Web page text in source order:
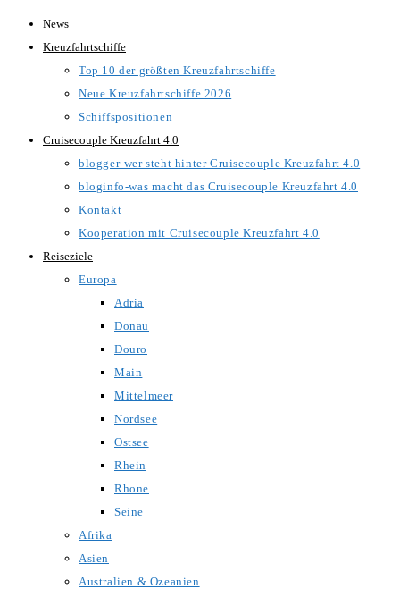
Zum
Inhalt
News
Kreuzfahrtschiffe
Top 10 der größten Kreuzfahrtschiffe
Neue Kreuzfahrtschiffe 2026
Schiffspositionen
Cruisecouple Kreuzfahrt 4.0
blogger-wer steht hinter Cruisecouple Kreuzfahrt 4.0
bloginfo-was macht das Cruisecouple Kreuzfahrt 4.0
Kontakt
Kooperation mit Cruisecouple Kreuzfahrt 4.0
Reiseziele
Europa
Adria
Donau
Douro
Main
Mittelmeer
Nordsee
Ostsee
Rhein
Rhone
Seine
Afrika
Asien
Australien & Ozeanien